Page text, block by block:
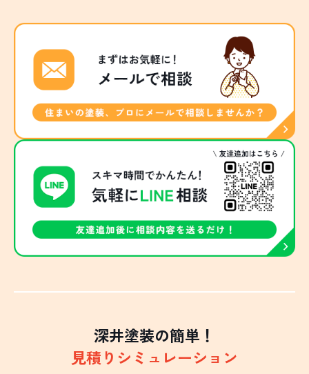
深井塗装の簡単！
見積りシミュレーション